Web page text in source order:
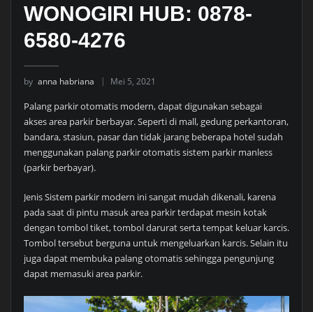
WONOGIRI HUB: 0878-
6580-4276
by anna habriana Mei 5, 2021
Palang parkir otomatis modern, dapat digunakan sebagai
akses area parkir berbayar. Seperti di mall, gedung perkantoran,
bandara, stasiun, pasar dan tidak jarang beberapa hotel sudah
menggunakan palang parkir otomatis sistem parkir manless
(parkir berbayar).
Jenis Sistem parkir modern ini sangat mudah dikenali, karena
pada saat di pintu masuk area parkir terdapat mesin kotak
dengan tombol tiket, tombol darurat serta tempat keluar karcis.
Tombol tersebut berguna untuk mengeluarkan karcis. Selain itu
juga dapat membuka palang otomatis sehingga pengunjung
dapat memasuki area parkir.